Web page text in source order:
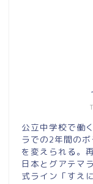
公立中学校で働
ラでの2年間の
を変えられる。
日本とグアテマ
式ライン「すえ